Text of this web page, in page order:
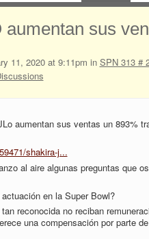
sus
11, 2020 at 9:11pm in SPN 313 #
aumentan sus ventas un 893%
shakira-j...
al aire algunas preguntas que
en la Super Bowl?
reconocida no reciban
una compensación por parte